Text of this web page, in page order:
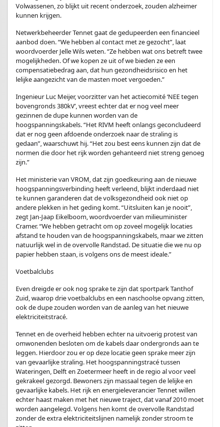
Volwassenen, zo blijkt uit recent onderzoek, zouden alzheimer
kunnen krijgen.
Netwerkbeheerder Tennet gaat de gedupeerden een financieel
aanbod doen. “We hebben al contact met ze gezocht”, laat
woordvoerder Jelle Wils weten. “Ze hebben wat ons betreft twee
mogelijkheden. Of we kopen ze uit of we bieden ze een
compensatiebedrag aan, dat hun gezondheidsrisico en het
lelijke aangezicht van de masten moet vergoeden.”
Ingenieur Luc Meijer, voorzitter van het actiecomité ‘NEE tegen
bovengronds 380kV’, vreest echter dat er nog veel meer
gezinnen de dupe kunnen worden van de
hoogspanningskabels. “Het RIVM heeft onlangs geconcludeerd
dat er nog geen afdoende onderzoek naar de straling is
gedaan”, waarschuwt hij. “Het zou best eens kunnen zijn dat de
normen die door het rijk worden gehanteerd niet streng genoeg
zijn.”
Het ministerie van VROM, dat zijn goedkeuring aan de nieuwe
hoogspanningsverbinding heeft verleend, blijkt inderdaad niet
te kunnen garanderen dat de volksgezondheid ook niet op
andere plekken in het geding komt. “Uitsluiten kan je nooit”,
zegt Jan-Jaap Eikelboom, woordvoerder van milieuminister
Cramer. “We hebben getracht om op zoveel mogelijk locaties
afstand te houden van de hoogspanningskabels, maar we zitten
natuurlijk wel in de overvolle Randstad. De situatie die we nu op
papier hebben staan, is volgens ons de meest ideale.”
Voetbalclubs
Even dreigde er ook nog sprake te zijn dat sportpark Tanthof
Zuid, waarop drie voetbalclubs en een naschoolse opvang zitten,
ook de dupe zouden worden van de aanleg van het nieuwe
elektriciteitstracé.
Tennet en de overheid hebben echter na uitvoerig protest van
omwonenden besloten om de kabels daar ondergronds aan te
leggen. Hierdoor zou er op deze locatie geen sprake meer zijn
van gevaarlijke straling. Het hoogspanningstracé tussen
Wateringen, Delft en Zoetermeer heeft in de regio al voor veel
gekrakeel gezorgd. Bewoners zijn massaal tegen de lelijke en
gevaarlijke kabels. Het rijk en energieleverancier Tennet willen
echter haast maken met het nieuwe traject, dat vanaf 2010 moet
worden aangelegd. Volgens hen komt de overvolle Randstad
zonder de extra elektriciteitslijnen namelijk zonder stroom te